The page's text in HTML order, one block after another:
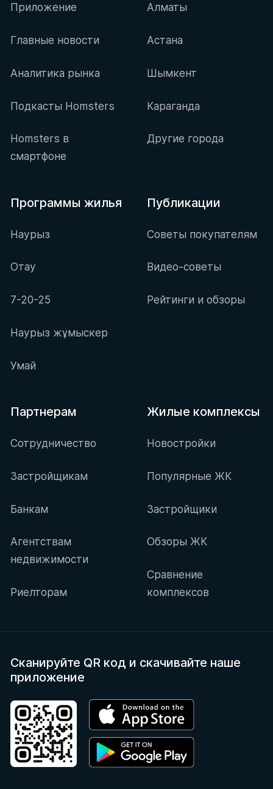
Приложение
Главные новости
Аналитика рынка
Подкасты Homsters
Homsters в
смартфоне
Алматы
Астана
Шымкент
Караганда
Другие города
Программы жилья
Наурыз
Отау
7-20-25
Наурыз жұмыскер
Умай
Публикации
Советы покупателям
Видео-советы
Рейтинги и обзоры
Партнерам
Сотрудничество
Застройщикам
Банкам
Агентствам
недвижимости
Риелторам
Жилые комплексы
Новостройки
Популярные ЖК
Застройщики
Обзоры ЖК
Сравнение
комплексов
Сканируйте QR код и скачивайте наше
приложение